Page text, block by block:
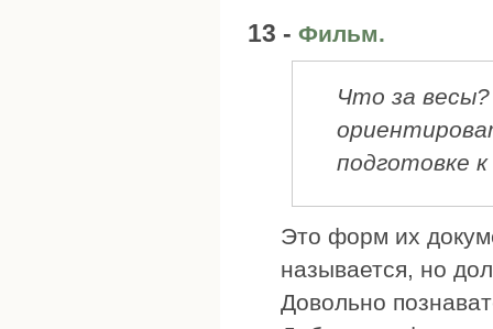
13 - Фильм.
Что за
подготовке
Это форм их
называется, но
Довольно